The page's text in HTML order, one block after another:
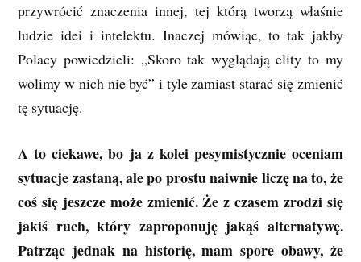
przywrócić znaczenia innej, tej którą tworzą właśnie
ludzie idei i intelektu. Inaczej mówiąc, to tak jakby
Polacy powiedzieli: „Skoro tak wyglądają elity to my
wolimy w nich nie być” i tyle zamiast starać się zmienić
tę sytuację.
A to ciekawe, bo ja z kolei pesymistycznie oceniam
sytuacje zastaną, ale po prostu naiwnie liczę na to, że
coś się jeszcze może zmienić. Że z czasem zrodzi się
jakiś ruch, który zaproponuję jakąś alternatywę.
Patrząc jednak na historię, mam spore obawy, że